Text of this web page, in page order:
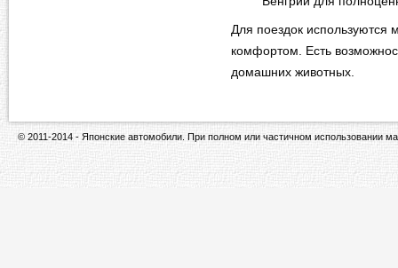
Для поездок
комфортом. Есть
домашних животных.
© 2011-2014 - Японские автомобили. При полном или частичном использовании